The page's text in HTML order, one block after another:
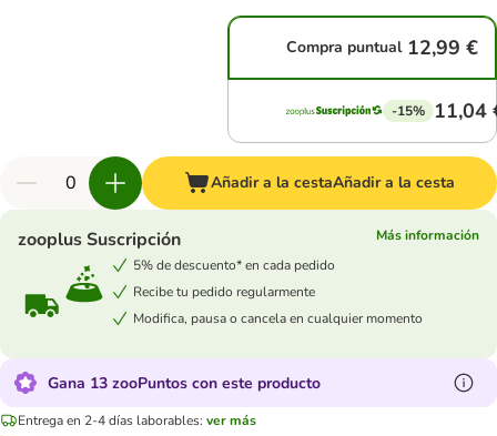
Compra puntual 12,99 €
-15% 11,04
Añadir a la cestaAñadir a la cesta
zooplus Suscripción
Más información
5% de descuento* en cada pedido
Recibe tu pedido regularmente
Modifica, pausa o cancela en cualquier momento
Gana 13 zooPuntos con este producto
Entrega en 2-4 días laborables: ver más